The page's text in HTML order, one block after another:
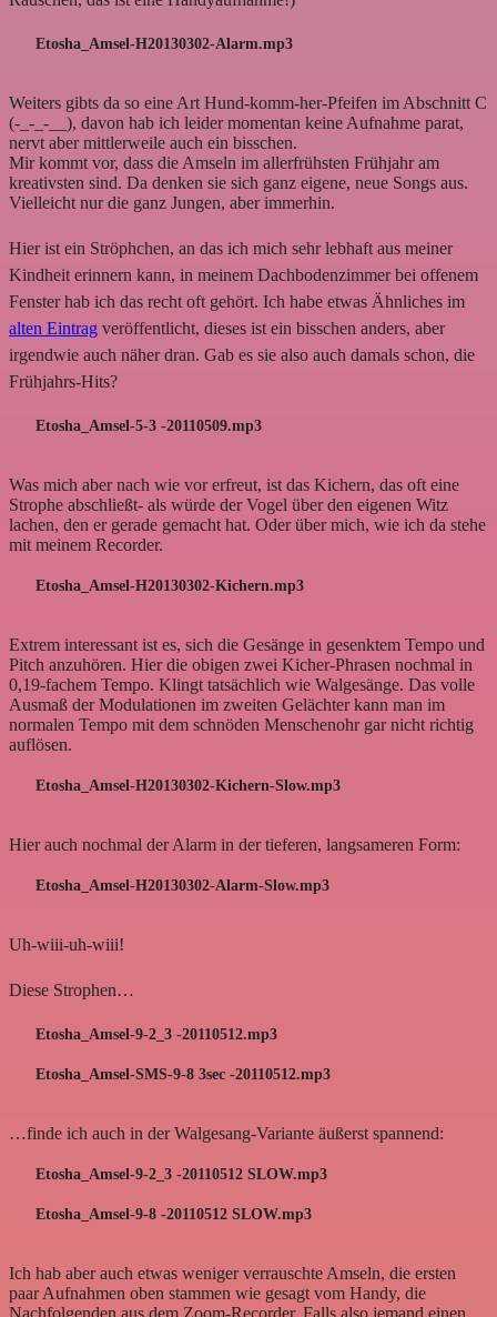
Etosha_Amsel-H20130302-Alarm.mp3
Weiters gibts da so eine Art Hund-komm-her-Pfeifen im Abschnitt C
(-_-_-__), davon hab ich leider momentan keine Aufnahme parat,
nervt aber mittlerweile auch ein bisschen.
Mir kommt vor, dass die Amseln im allerfrühsten Frühjahr am
kreativsten sind. Da denken sie sich ganz eigene, neue Songs aus.
Vielleicht nur die ganz Jungen, aber immerhin.
Hier ist ein Ströphchen, an das ich mich sehr lebhaft aus meiner
Kindheit erinnern kann, in meinem Dachbodenzimmer bei offenem
Fenster hab ich das recht oft gehört. Ich habe etwas Ähnliches im
alten Eintrag veröffentlicht, dieses ist ein bisschen anders, aber
irgendwie auch näher dran. Gab es sie also auch damals schon, die
Frühjahrs-Hits?
Etosha_Amsel-5-3 -20110509.mp3
Was mich aber nach wie vor erfreut, ist das Kichern, das oft eine
Strophe abschließt- als würde der Vogel über den eigenen Witz
lachen, den er gerade gemacht hat. Oder über mich, wie ich da stehe
mit meinem Recorder.
Etosha_Amsel-H20130302-Kichern.mp3
Extrem interessant ist es, sich die Gesänge in gesenktem Tempo und
Pitch anzuhören. Hier die obigen zwei Kicher-Phrasen nochmal in
0,19-fachem Tempo. Klingt tatsächlich wie Walgesänge. Das volle
Ausmaß der Modulationen im zweiten Gelächter kann man im
normalen Tempo mit dem schnöden Menschenohr gar nicht richtig
auflösen.
Etosha_Amsel-H20130302-Kichern-Slow.mp3
Hier auch nochmal der Alarm in der tieferen, langsameren Form:
Etosha_Amsel-H20130302-Alarm-Slow.mp3
Uh-wiii-uh-wiii!
Diese Strophen…
Etosha_Amsel-9-2_3 -20110512.mp3
Etosha_Amsel-SMS-9-8 3sec -20110512.mp3
…finde ich auch in der Walgesang-Variante äußerst spannend:
Etosha_Amsel-9-2_3 -20110512 SLOW.mp3
Etosha_Amsel-9-8 -20110512 SLOW.mp3
Ich hab aber auch etwas weniger verrauschte Amseln, die ersten
paar Aufnahmen oben stammen wie gesagt vom Handy, die